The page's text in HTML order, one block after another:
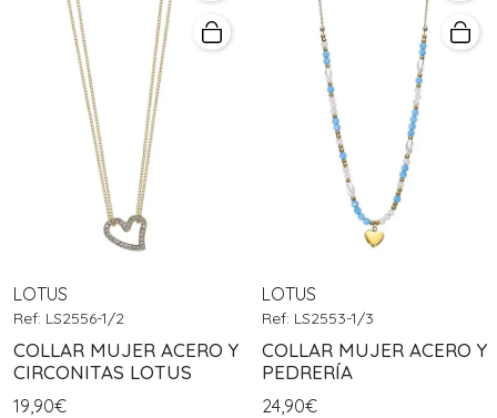
LOTUS
Ref: LS2556-1/2
COLLAR MUJER ACERO Y
CIRCONITAS LOTUS
19,90€
LOTUS
Ref: LS2553-1/3
COLLAR MUJER ACERO Y
PEDRERÍA
24,90€